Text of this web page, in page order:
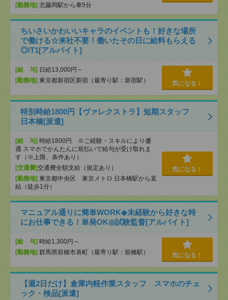
[勤務地] 北藤岡駅から車5分
ちいさいかわいいキャラのイベントも！好きな場所
で働ける☆来社不要！働いたその日に給料もらえる
◎/T1[アルバイト]
[給 与] 日給13,000円～
[勤務地] 東京都新宿区新宿（最寄り駅：新宿駅） 気になる！
特別時給1800円【ヴァレクストラ】短期スタッフ
日本橋[派遣]
[給 与] 時給1800円 ※ご経験・スキルにより優
遇 スマホでかんたんに前払いで給与が受け取れま
す（※上限、条件あり）
[交通費]交通費全額支給（規定あり）
[勤務地] 東京都中央区 東京メトロ 日本橋駅から直
結（徒歩1分）
気になる！
マニュアル通りに簡単WORK◆未経験から好きな時
にお仕事できる！単発OK◎試験監督[アルバイト]
[給 与] 時給1,300円～
[勤務地] 群馬県前橋市表町（最寄り駅：前橋駅） 気になる！
【週2日だけ】倉庫内軽作業スタッフ スマホのチェ
ック・検品[派遣]